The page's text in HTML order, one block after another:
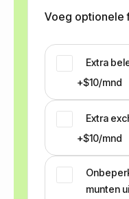
Voeg optionele
Extra
+$10/mnd
Extra
+$10/mnd
munten